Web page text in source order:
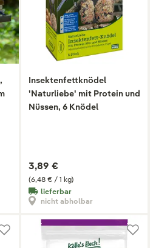
Insektenfettknödel
'Naturliebe' mit Protein und
Nüssen, 6 Knödel
(6,48 € / 1 kg)
3,89 €
lieferbar
nicht abholbar